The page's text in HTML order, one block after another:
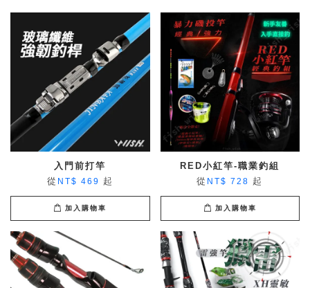
入門前打竿
從 NT$ 469 起
加入購物車
RED小紅竿-職業釣組
從 NT$ 728 起
加入購物車